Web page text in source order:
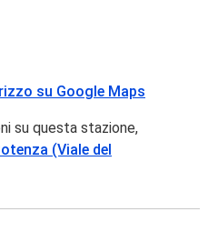
su Google Maps
su questa stazione,
(Viale del